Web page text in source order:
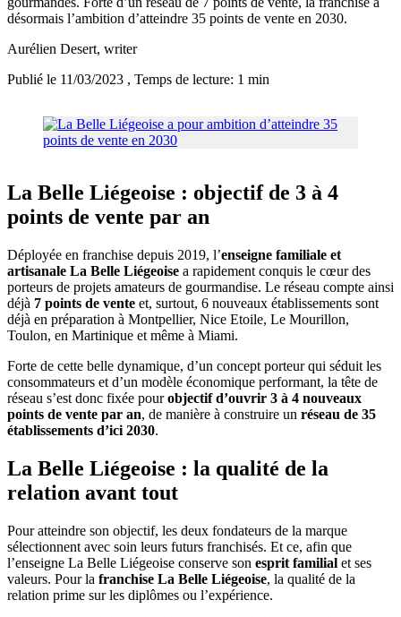
désormais l’ambition d’atteindre 35 points de vente en 2030.
Aurélien Desert, writer
Publié le 11/03/2023 , Temps de lecture: 1 min
La Belle Liégeoise : objectif de 3 à 4
points de vente par an
Déployée en franchise depuis 2019, l’enseigne familiale et
artisanale La Belle Liégeoise a rapidement conquis le cœur des
porteurs de projets amateurs de gourmandise. Le réseau compte ainsi
déjà 7 points de vente et, surtout, 6 nouveaux établissements sont
déjà en préparation à Montpellier, Nice Etoile, Le Mourillon,
Toulon, en Martinique et même à Miami.
Forte de cette belle dynamique, d’un concept porteur qui séduit les
consommateurs et d’un modèle économique performant, la tête de
réseau s’est donc fixée pourobjectif d’ouvrir 3 à 4 nouveaux
points de vente par an, de manière à construire un réseau de 35
établissements d’ici 2030.
La Belle Liégeoise : la qualité de la
relation avant tout
Pour atteindre son objectif, les deux fondateurs de la marque
sélectionnent avec soin leurs futurs franchisés. Et ce, afin que
l’enseigne La Belle Liégeoise conserve son esprit familial et ses
valeurs. Pour la franchise La Belle Liégeoise, la qualité de la
relation prime sur les diplômes ou l’expérience.